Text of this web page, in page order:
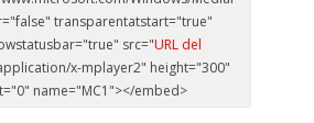
transparentatstart="true"
src="URL del
x-mplayer2" height="300"
name="MC1"></embed>